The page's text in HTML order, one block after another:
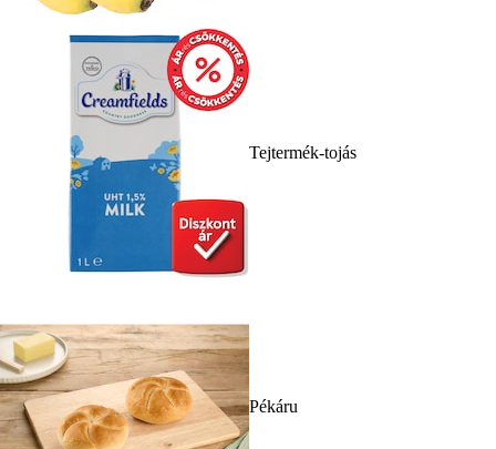
Tejtermék-tojás
Pékáru